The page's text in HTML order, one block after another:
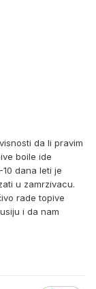
da li pravim
boile ide
dana leti je
u zamrzivacu.
rade topive
i da nam